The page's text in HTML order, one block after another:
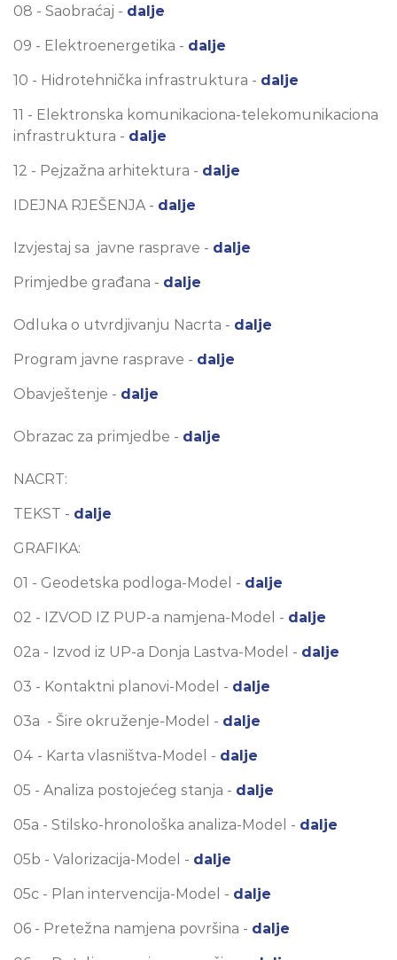
08 - Saobraćaj - dalje
09 - Elektroenergetika - dalje
10 - Hidrotehnička infrastruktura - dalje
11 - Elektronska komunikaciona-telekomunikaciona
infrastruktura - dalje
12 - Pejzažna arhitektura - dalje
IDEJNA RJEŠENJA - dalje
Izvjestaj sa javne rasprave - dalje
Primjedbe građana - dalje
Odluka o utvrdjivanju Nacrta - dalje
Program javne rasprave - dalje
Obavještenje - dalje
Obrazac za primjedbe - dalje
NACRT:
TEKST - dalje
GRAFIKA:
01 - Geodetska podloga-Model - dalje
02 - IZVOD IZ PUP-a namjena-Model - dalje
02a - Izvod iz UP-a Donja Lastva-Model - dalje
03 - Kontaktni planovi-Model - dalje
03a - Šire okruženje-Model - dalje
04 - Karta vlasništva-Model - dalje
05 - Analiza postojećeg stanja - dalje
05a - Stilsko-hronološka analiza-Model - dalje
05b - Valorizacija-Model - dalje
05c - Plan intervencija-Model - dalje
06 - Pretežna namjena površina - dalje